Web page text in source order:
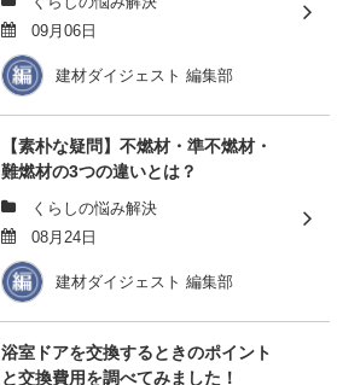
09月06日
建材ダイジェスト 編集部
【素朴な疑問】不燃材・準不燃材・
難燃材の3つの違いとは？
くらしの悩み解決
08月24日
建材ダイジェスト 編集部
浴室ドアを交換するときのポイント
と交換費用を調べてみました！